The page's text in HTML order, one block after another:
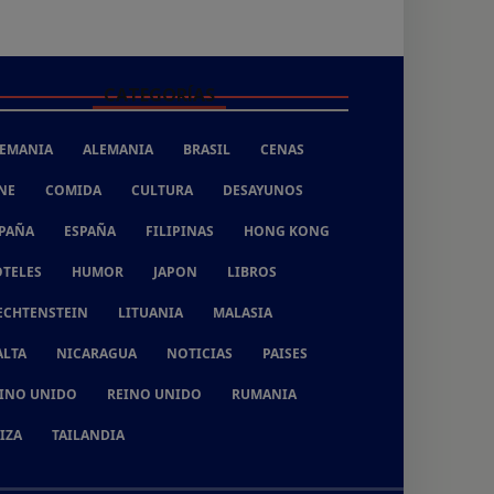
CATEGORÍAS
ALEMANIA BRASIL CENAS
COMIDA CULTURA DESAYUNOS
ESPAÑA FILIPINAS HONG KONG
HUMOR JAPON LIBROS
LITUANIA MALASIA
NICARAGUA NOTICIAS PAISES
UNIDO REINO UNIDO RUMANIA
TAILANDIA